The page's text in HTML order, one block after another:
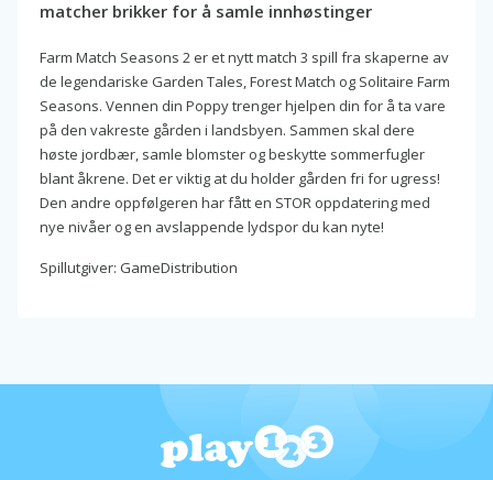
matcher brikker for å samle innhøstinger
Farm Match Seasons 2 er et nytt match 3 spill fra skaperne av
de legendariske Garden Tales, Forest Match og Solitaire Farm
Seasons. Vennen din Poppy trenger hjelpen din for å ta vare
på den vakreste gården i landsbyen. Sammen skal dere
høste jordbær, samle blomster og beskytte sommerfugler
blant åkrene. Det er viktig at du holder gården fri for ugress!
Den andre oppfølgeren har fått en STOR oppdatering med
nye nivåer og en avslappende lydspor du kan nyte!
Spillutgiver: GameDistribution